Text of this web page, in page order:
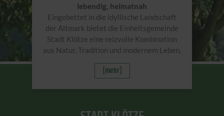
lebendig, heimatnah
Eingebettet in die idyllische Landschaft
der Altmark bietet die Einheitsgemeinde
Stadt Klötze eine reizvolle Kombination
aus Natur, Tradition und modernem Leben.
[mehr]